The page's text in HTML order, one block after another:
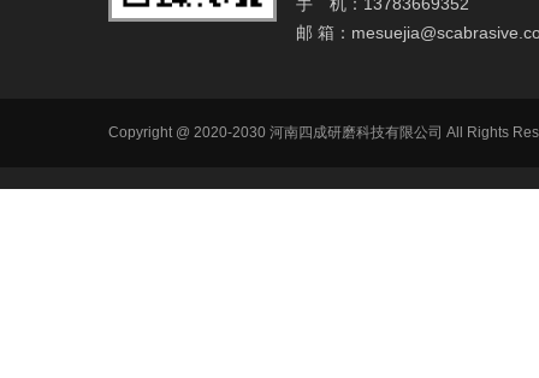
邮 箱：
Copyright @ 2020-2030 河南四成研磨科技有限公司 All Rights